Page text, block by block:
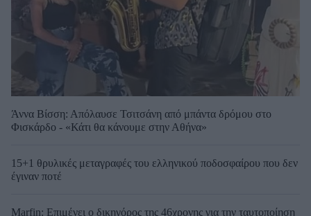
Άννα Βίσση: Απόλαυσε Τσιτσάνη από μπάντα δρόμου στο
Φισκάρδο - «Κάτι θα κάνουμε στην Αθήνα»
15+1 θρυλικές μεταγραφές του ελληνικού ποδοσφαίρου που δεν
έγιναν ποτέ
Marfin: Επιμένει ο δικηγόρος της 46χρονης για την ταυτοποίηση